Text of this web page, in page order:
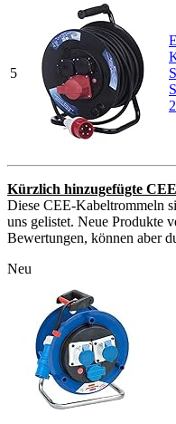
5
Kürzlich hinzugefügte
Diese CEE-Kabeltrommeln
uns gelistet. Neue Produkte
Bewertungen, können aber
Neu